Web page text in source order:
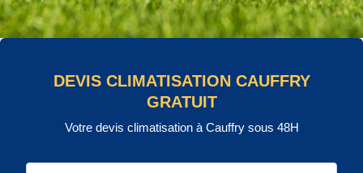
DEVIS CLIMATISATION CAUFFRY
GRATUIT
Votre devis climatisation à Cauffry sous 48H